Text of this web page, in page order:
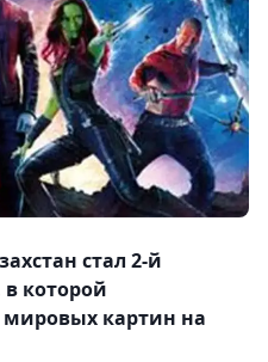
стал 2-й
которой
мировых картин на